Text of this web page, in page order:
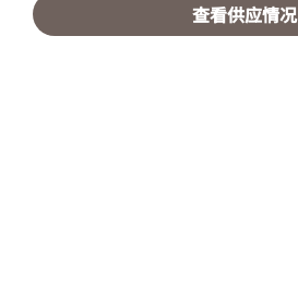
查看供应情况
宾客适用